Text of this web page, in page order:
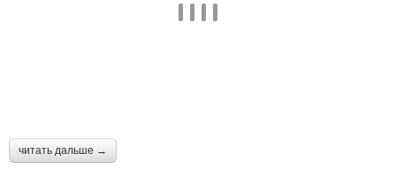
читать дальше →